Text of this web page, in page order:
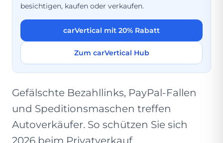
besichtigen, kaufen oder verkaufen.
carVertical mit 20% Rabatt
Zum carVertical Hub
Gefälschte Bezahllinks, PayPal-Fallen
und Speditionsmaschen treffen
Autoverkäufer. So schützen Sie sich
2026 beim Privatverkauf.